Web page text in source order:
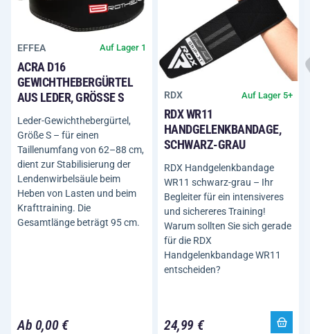
EFFEA Auf Lager 1
ACRA D16
GEWICHTHEBERGÜRTEL
AUS LEDER, GRÖSSE S
Leder-Gewichthebergürtel,
Größe S – für einen
Taillenumfang von 62–88 cm,
dient zur Stabilisierung der
Lendenwirbelsäule beim
Heben von Lasten und beim
Krafttraining. Die
Gesamtlänge beträgt 95 cm.
Ab 0,00 €
RDX Auf Lager 5+
RDX WR11
HANDGELENKBANDAGE,
SCHWARZ-GRAU
RDX Handgelenkbandage
WR11 schwarz-grau – Ihr
Begleiter für ein intensiveres
und sichereres Training!
Warum sollten Sie sich gerade
für die RDX
Handgelenkbandage WR11
entscheiden?
24,99 €